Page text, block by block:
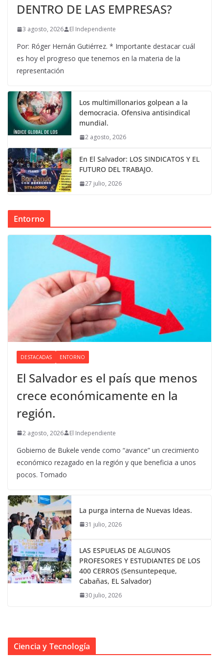
DENTRO DE LAS EMPRESAS?
3 agosto, 2026 El Independiente
Por: Róger Hernán Gutiérrez. * Importante destacar cuál
es hoy el progreso que tenemos en la materia de la
representación
Los multimillonarios golpean a la
democracia. Ofensiva antisindical
mundial.
2 agosto, 2026
En El Salvador: LOS SINDICATOS Y EL
FUTURO DEL TRABAJO.
27 julio, 2026
Entorno
DESTACADAS ENTORNO
El Salvador es el país que menos
crece económicamente en la
región.
2 agosto, 2026 El Independiente
Gobierno de Bukele vende como “avance” un crecimiento
económico rezagado en la región y que beneficia a unos
pocos. Tomado
La purga interna de Nuevas Ideas.
31 julio, 2026
LAS ESPUELAS DE ALGUNOS
PROFESORES Y ESTUDIANTES DE LOS
400 CERROS (Sensuntepeque,
Cabañas, EL Salvador)
30 julio, 2026
Ciencia y Tecnología